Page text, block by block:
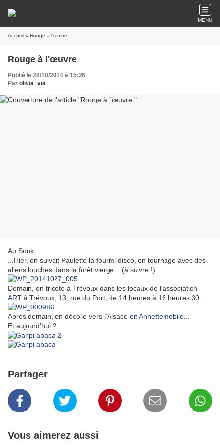
MENU
Accueil » Rouge à l'œuvre
Rouge à l'œuvre
Publié le 28/10/2014 à 15:26
Par olivia_via
Au Souk...
...Hier, on suivait Paulette la fourmi disco, en tournage avec des
aliens louches dans la forêt vierge... (à suivre !)
Demain, on tricote à Trévoux dans les locaux de l'association
ART à Trévoux, 13, rue du Port, de 14 heures à 16 heures 30...
Après demain, on décolle vers l'Alsace en Annettemobile
Et aujourd'hui ?
Partager
Vous aimerez aussi